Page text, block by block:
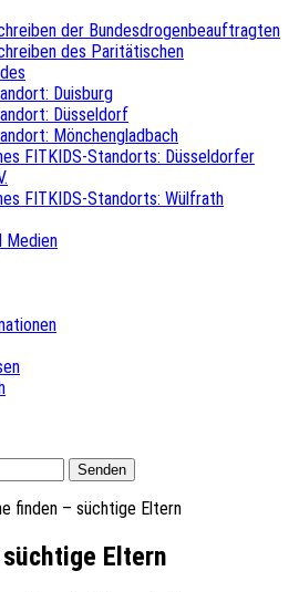
der Bundesdrogenbeauftragten
des Paritätischen
Duisburg
Düsseldorf
Mönchengladbach
FITKIDS-Standorts: Düsseldorfer
FITKIDS-Standorts: Wülfrath
Medien
Senden
finden – süchtige Eltern
Eltern